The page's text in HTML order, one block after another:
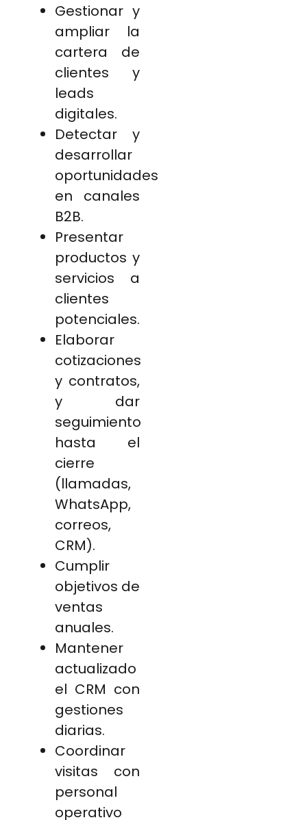
Gestionar y
ampliar la
cartera de
clientes y
leads
digitales.
Detectar y
desarrollar
oportunidades
en canales
B2B.
Presentar
productos y
servicios a
clientes
potenciales.
Elaborar
cotizaciones
y contratos,
y dar
seguimiento
hasta el
cierre
(llamadas,
WhatsApp,
correos,
CRM).
Cumplir
objetivos de
ventas
anuales.
Mantener
actualizado
el CRM con
gestiones
diarias.
Coordinar
visitas con
personal
operativo